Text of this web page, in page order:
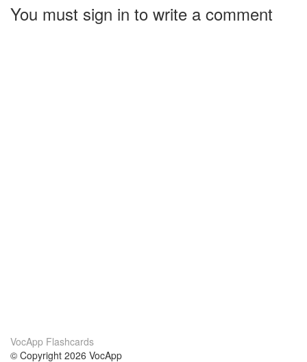
You must sign in to write a comment
VocApp Flashcards
© Copyright 2026 VocApp